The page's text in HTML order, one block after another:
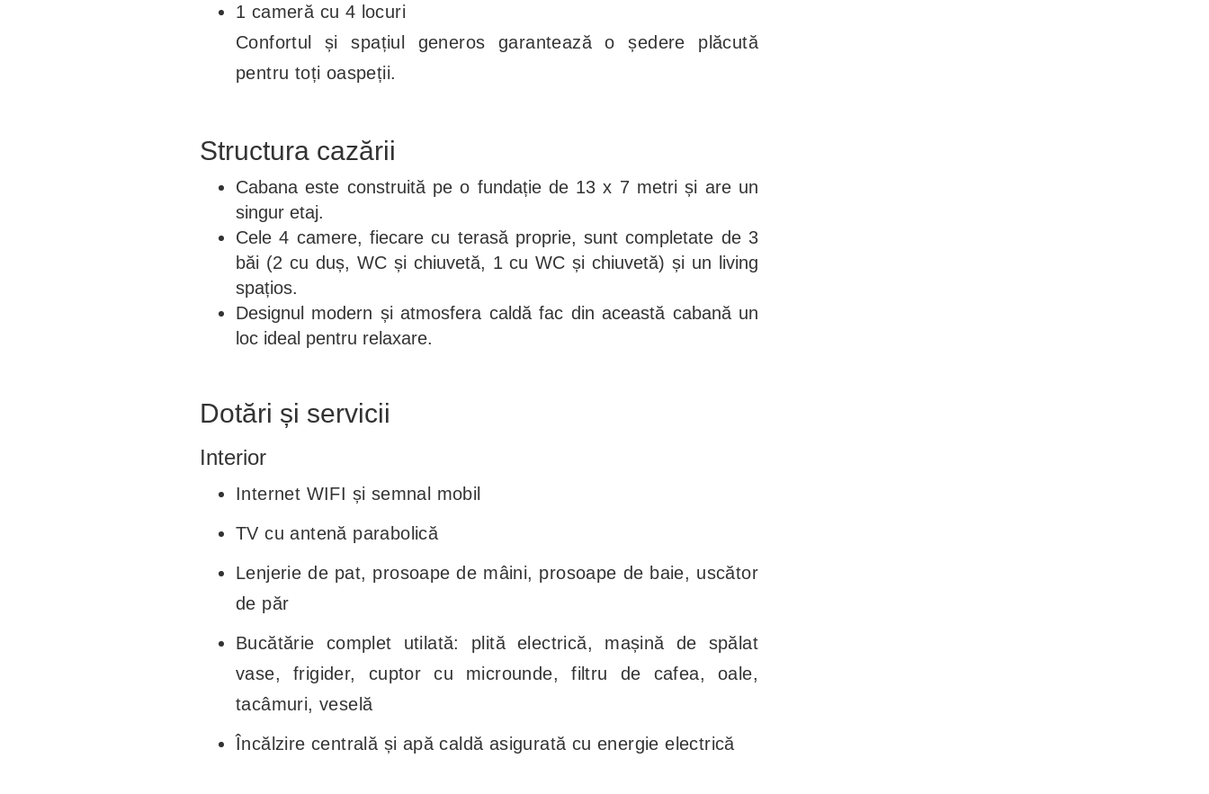
1 cameră cu 4 locuri
Confortul și spațiul generos garantează o ședere plăcută
pentru toți oaspeții.
Structura cazării
Cabana este construită pe o fundație de 13 x 7 metri și are un
singur etaj.
Cele 4 camere, fiecare cu terasă proprie, sunt completate de 3
băi (2 cu duș, WC și chiuvetă, 1 cu WC și chiuvetă) și un living
spațios.
Designul modern și atmosfera caldă fac din această cabană un
loc ideal pentru relaxare.
Dotări și servicii
Interior
Internet WIFI și semnal mobil
TV cu antenă parabolică
Lenjerie de pat, prosoape de mâini, prosoape de baie, uscător
de păr
Bucătărie complet utilată: plită electrică, mașină de spălat
vase, frigider, cuptor cu microunde, filtru de cafea, oale,
tacâmuri, veselă
Încălzire centrală și apă caldă asigurată cu energie electrică